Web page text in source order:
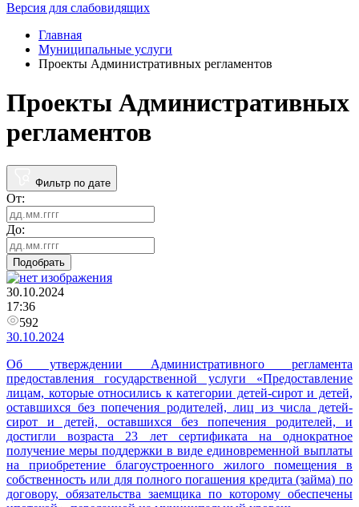
Версия для слабовидящих
Главная
Муниципальные услуги
Проекты Административных регламентов
Проекты Административных
регламентов
Фильтр по дате
От:
До:
Подобрать
30.10.2024
17:36
592
30.10.2024
Об утверждении Административного регламента
предоставления государственной услуги «Предоставление
лицам, которые относились к категории детей-сирот и детей,
оставшихся без попечения родителей, лиц из числа детей-
сирот и детей, оставшихся без попечения родителей, и
достигли возраста 23 лет сертификата на однократное
получение меры поддержки в виде единовременной выплаты
на приобретение благоустроенного жилого помещения в
собственность или для полного погашения кредита (займа) по
договору, обязательства заемщика по которому обеспечены